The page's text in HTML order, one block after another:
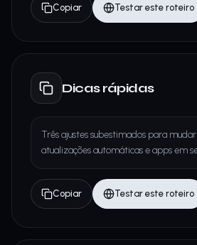
Copiar Testar este roteiro
Dicas rápidas
Três ajustes subestimados para
atualizações automáticas e apps em
Copiar Testar este roteiro